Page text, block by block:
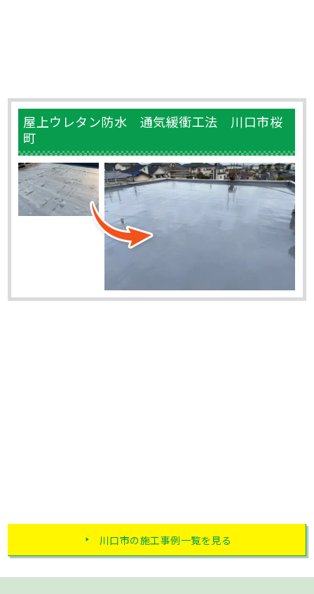
屋上ウレタン防水 通気緩衝工法 川口市桜
町
川口市の施工事例一覧を見る